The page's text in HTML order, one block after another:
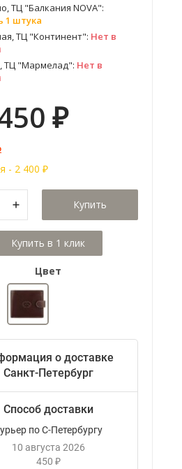
ТЦ "Балкания NOVA":
1 штука
ТЦ "Континент": Нет в
ТЦ "Мармелад": Нет в
₽
- 2 400 ₽
Купить
Цвет
о доставке
Санкт-Петербург
Способ доставки
по С-Петербургу
10 августа 2026
450 ₽